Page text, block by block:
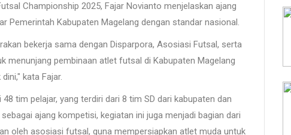
Championship 2025, Fajar Novianto menjelaskan ajang
Pemerintah Kabupaten Magelang dengan standar nasional.
bekerja sama dengan Disparpora, Asosiasi Futsal, serta
menunjang pembinaan atlet futsal di Kabupaten Magelang
kata Fajar.
tim pelajar, yang terdiri dari 8 tim SD dari kabupaten dan
ajang kompetisi, kegiatan ini juga menjadi bagian dari
oleh asosiasi futsal, guna mempersiapkan atlet muda untuk